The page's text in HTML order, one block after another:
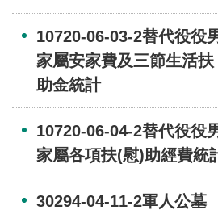
10720-06-03-2替代役役
家屬安家費及三節生活扶
助金統計
10720-06-04-2替代役役
家屬各項扶(慰)助經費統
30294-04-11-2軍人公墓